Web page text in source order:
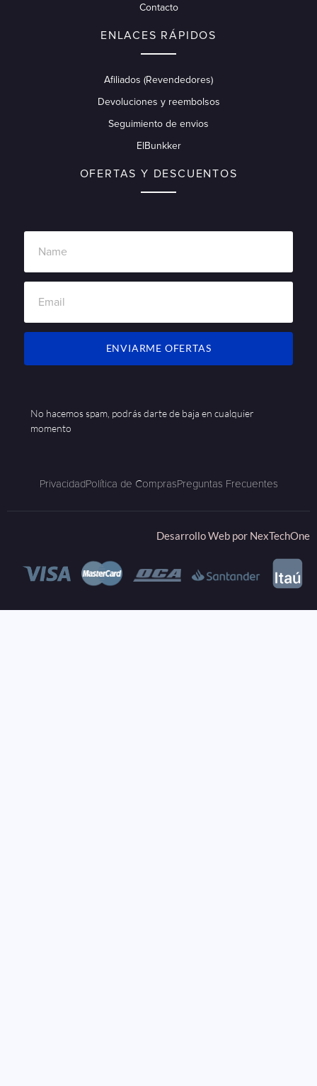
Contacto
ENLACES RÁPIDOS
Afiliados (Revendedores)
Devoluciones y reembolsos
Seguimiento de envios
ElBunkker
OFERTAS Y DESCUENTOS
ENVIARME OFERTAS
No hacemos spam, podrás darte de baja en cualquier
momento
PrivacidadPolítica de ComprasPreguntas Frecuentes
Desarrollo Web por NexTechOne